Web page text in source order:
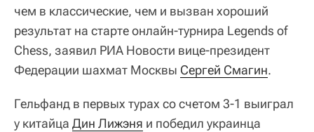
чем в классические, чем и вызван хороший
результат на старте онлайн-турнира Legends of
Chess, заявил РИА Новости вице-президент
Федерации шахмат Москвы Сергей Смагин.
Гельфанд в первых турах со счетом 3-1 выиграл
у китайца Дин Лижэня и победил украинца